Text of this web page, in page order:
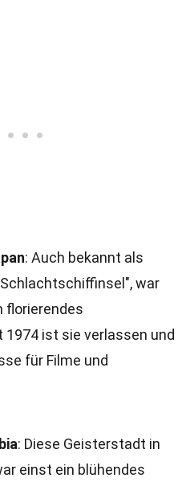
: Auch bekannt als
war
florierendes
1974 ist sie verlassen und
für Filme und
: Diese Geisterstadt in
einst ein blühendes